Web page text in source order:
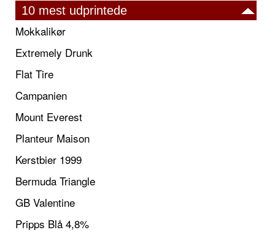
10 mest udprintede
Mokkalikør
Extremely Drunk
Flat Tire
Campanien
Mount Everest
Planteur Maison
Kerstbier 1999
Bermuda Triangle
GB Valentine
Pripps Blå 4,8%